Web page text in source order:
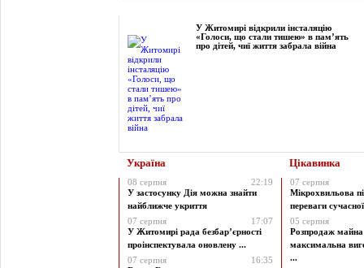
У Житомирі відкрили інсталяцію
«Голоси, що стали тишею» в пам’ять
про дітей, чиї життя забрала війна
Україна Цікавинка
08 серпня
22:19
У застосунку Дія можна знайти
найближче укриття
07 серпня
17:07
У Житомирі рада безбар’єрності
проінспектувала оновлену ...
07 серпня
16:35
07 серпня
Мікрохвильова
переваги
05 серпня
Розпродаж майна
максимальна
...